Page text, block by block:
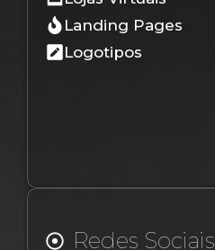
Landing Pages
Logotipos
Redes Sociais